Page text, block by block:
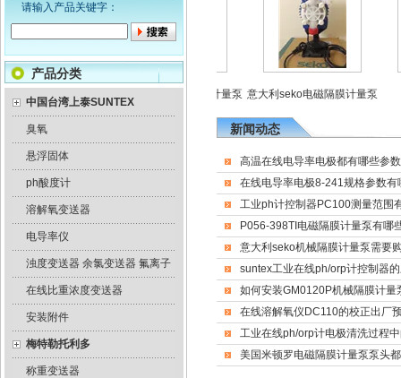
请输入产品关键字：
产品分类
中国台湾上泰SUNTEX
臭氧
悬浮固体
ph酸度计
溶解氧变送器
电导率仪
浊度变送器 余氯变送器 氟离子
在线比重浓度变送器
安装附件
梅特勒托利多
称重变送器
线ph/orp计变送器 美国米顿罗机械隔膜计量泵 意大利seko电磁隔膜计量泵
新闻动态
高温在线电导率电极都有哪些参
在线电导率电极8-241规格参数有
工业ph计控制器PC100测量范围
P056-398TI电磁隔膜计量泵有哪
意大利seko机械隔膜计量泵需要
suntex工业在线ph/orp计控制器
如何安装GM0120P机械隔膜计量
在线溶解氧仪DC110的校正出厂
工业在线ph/orp计电极清洗过程
美国米顿罗电磁隔膜计量泵泵头